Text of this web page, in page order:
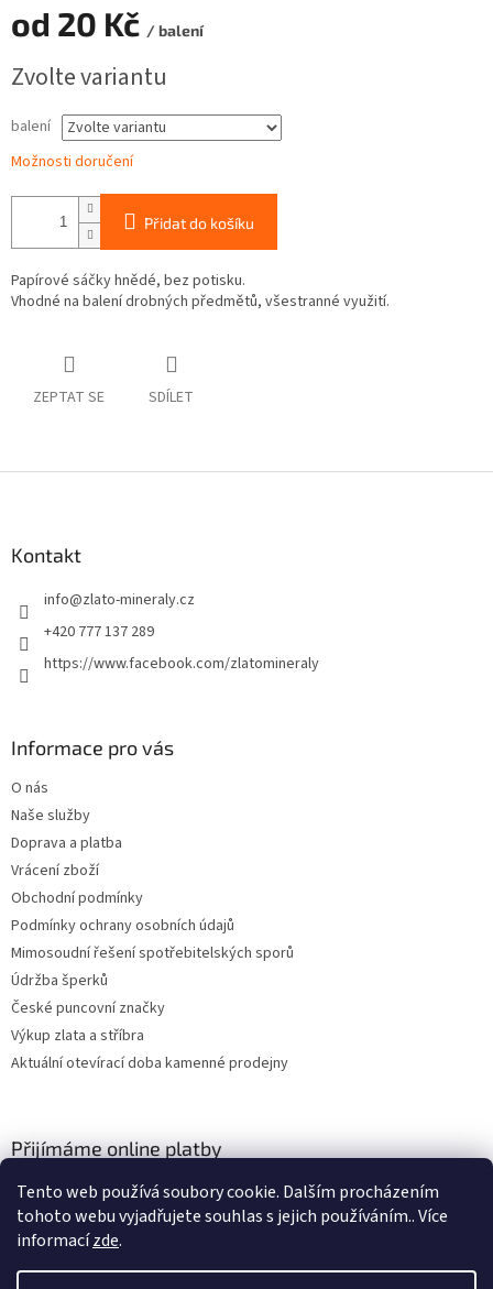
Tento web používá soubory cookie. Dalším procházením
tohoto webu vyjadřujete souhlas s jejich používáním.. Více
informacízde.
od 20 Kč / balení
cena:
Zvolte variantu
balení
Možnosti doručení
Přidat do košíku
Papírové sáčky hnědé, bez potisku.
Vhodné na balení drobných předmětů, všestranné využití.
ZEPTAT SE SDÍLET
Kontakt
info@zlato-mineraly.cz
+420 777 137 289
https://www.facebook.com/zlatomineraly
Informace pro vás
O nás
Naše služby
Doprava a platba
Vrácení zboží
Obchodní podmínky
Podmínky ochrany osobních údajů
Mimosoudní řešení spotřebitelských sporů
Údržba šperků
České puncovní značky
Výkup zlata a stříbra
Aktuální otevírací doba kamenné prodejny
Přijímáme online platby